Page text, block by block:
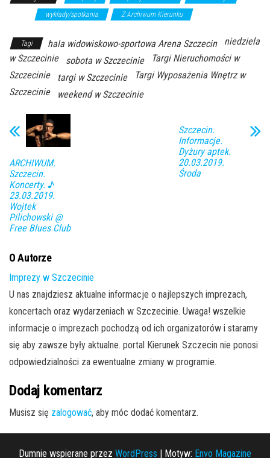
wykłady/spotkania Z Archiwum Kierunku
Tagi hala widowiskowo-sportowa Arena Szczecin
niedziela
w Szczecinie
sobota w Szczecinie
Targi Nieruchomości w
Szczecinie
targi w Szczecinie
Targi Wyposażenia Wnętrz w
Szczecinie
weekend w Szczecinie
ARCHIWUM.
Szczecin.
Koncerty. ♪
23.03.2019.
Wojtek
Pilichowski @
Free Blues Club
Szczecin.
Informacje.
Dyżury aptek.
20.03.2019.
Środa
O Autorze
Imprezy w Szczecinie
U nas znajdziesz aktualne informacje o najlepszych imprezach,
koncertach oraz wydarzeniach w Szczecinie. Uwaga! wszelkie
informacje o imprezach pochodzą od ich organizatorów i staramy
się aby zawsze były aktualne. portal Kierunek Szczecin nie ponosi
odpowiedzialności za ewentualne zmiany w programie.
Dodaj komentarz
Musisz się zalogować, aby móc dodać komentarz.
Dumnie wspierane przez WordPress Motyw: Envo Magazine